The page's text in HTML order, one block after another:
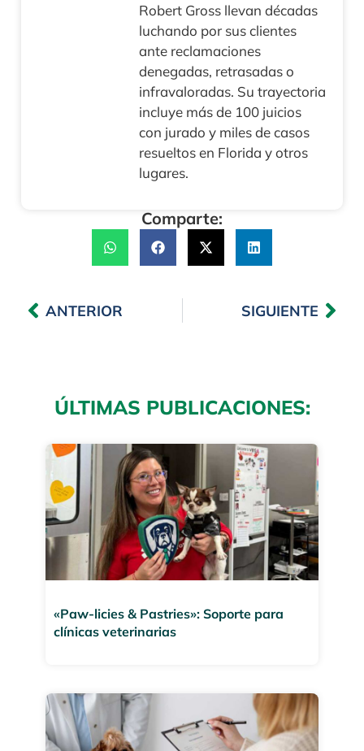
Robert Gross llevan décadas
luchando por sus clientes
ante reclamaciones
denegadas, retrasadas o
infravaloradas. Su trayectoria
incluye más de 100 juicios
con jurado y miles de casos
resueltos en Florida y otros
lugares.
Comparte:
ANTERIOR SIGUIENTE
ÚLTIMAS PUBLICACIONES:
«Paw-licies & Pastries»: Soporte para
clínicas veterinarias